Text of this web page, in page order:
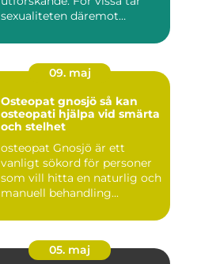
sexualiteten däremot
09. maj
Osteopat gnosjö så kan
osteopati hjälpa vid smärta
och stelhet
osteopat Gnosjö är ett
vanligt sökord för personer
som vill hitta en naturlig och
manuell behandling...
05. maj